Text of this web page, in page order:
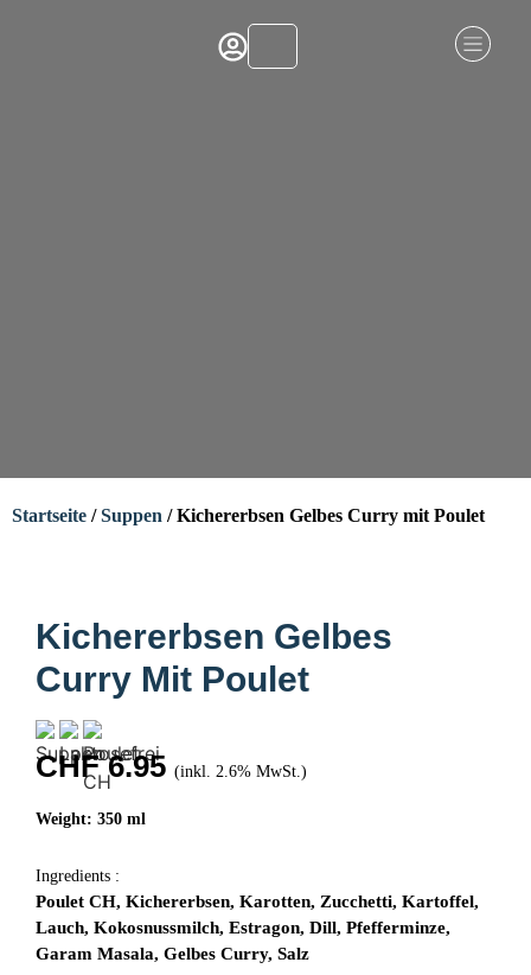
Startseite /Suppen / Kichererbsen Gelbes Curry mit Poulet
Kichererbsen Gelbes
Curry Mit Poulet
CHF6.95 (inkl. 2.6% MwSt.)
Weight: 350 ml
Ingredients :
Poulet CH, Kichererbsen, Karotten, Zucchetti, Kartoffel,
Lauch, Kokosnussmilch, Estragon, Dill, Pfefferminze,
Garam Masala, Gelbes Curry, Salz